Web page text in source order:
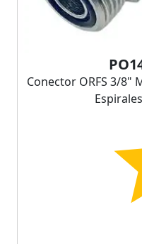
Conector ORFS 3/8"